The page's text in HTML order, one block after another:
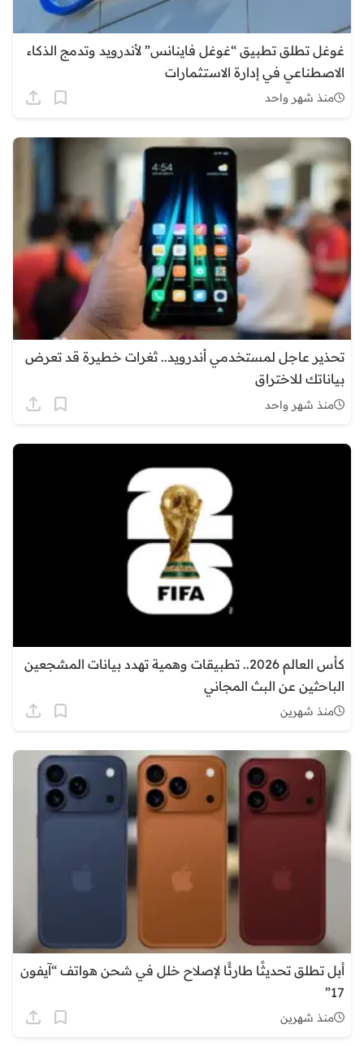
غوغل تطلق تطبيق “غوغل فاينانس” لأندرويد وتدمج الذكاء
الاصطناعي في إدارة الاستثمارات
منذ شهر واحد
تحذير عاجل لمستخدمي أندرويد.. ثغرات خطيرة قد تعرض
بياناتك للاختراق
منذ شهر واحد
كأس العالم 2026.. تطبيقات وهمية تهدد بيانات المشجعين
الباحثين عن البث المجاني
منذ شهرين
أبل تطلق تحديثًا طارئًا لإصلاح خلل في شحن هواتف “آيفون
17”
منذ شهرين